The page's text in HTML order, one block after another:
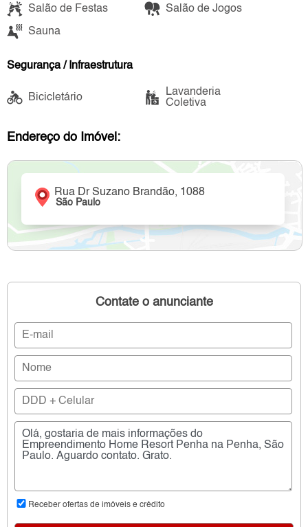
Salão de Festas
Salão de Jogos
Sauna
Segurança / Infraestrutura
Bicicletário
Lavanderia
Coletiva
Endereço do Imóvel:
Rua Dr Suzano Brandão, 1088
São Paulo
Contate o anunciante
Receber ofertas de imóveis e crédito